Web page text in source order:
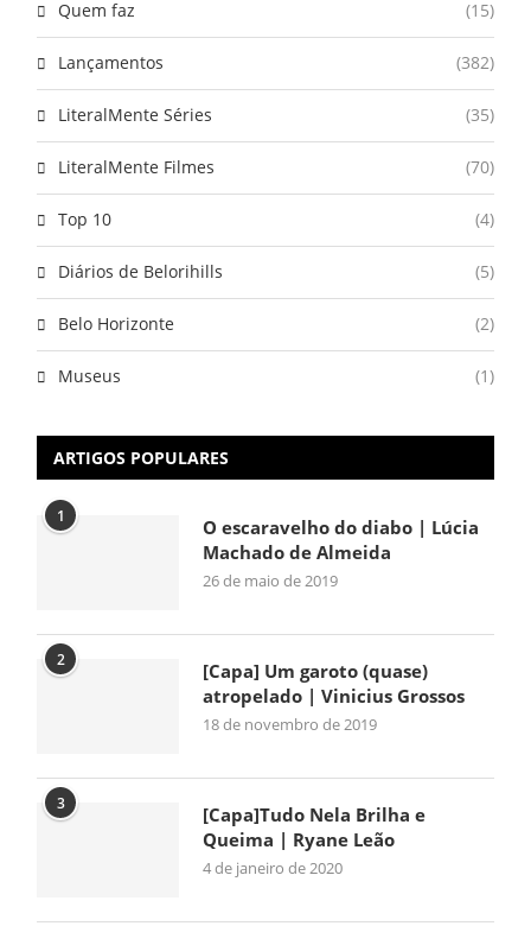
Quem faz (15)
Lançamentos (382)
LiteralMente Séries (35)
LiteralMente Filmes (70)
Top 10 (4)
Diários de Belorihills (5)
Belo Horizonte (2)
Museus (1)
ARTIGOS POPULARES
1
O escaravelho do diabo | Lúcia
Machado de Almeida
26 de maio de 2019
2
[Capa] Um garoto (quase)
atropelado | Vinicius Grossos
18 de novembro de 2019
3
[Capa]Tudo Nela Brilha e
Queima | Ryane Leão
4 de janeiro de 2020